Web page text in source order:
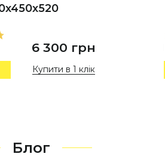
6 300 грн
Купити в 1 клік
Блог